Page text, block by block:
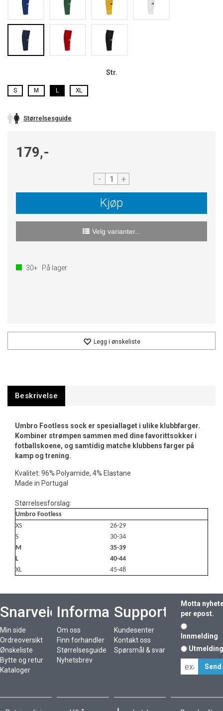
Str.
S M L XL
Størrelsesguide
179,-
- +
Kjøp
Velg varianter...
30+ På lager
Legg i ønskeliste
Beskrivelse
Umbro Footless sock er spesiallaget i ulike klubbfarger.
Kombiner strømpen sammen med dine favorittsokker i
fotballskoene, og samtidig matche klubbens farger på
kamp og trening.
Kvalitet: 96% Polyamide, 4% Elastane
Made in Portugal
Størrelsesforslag:
Umbro Footless
XS
26-29
S
30-34
M
35-39
L
40-44
XL
45-48
Snarveier
Min side
Ordreoversikt
Ønskeliste
Bytte og retur
Kataloger
Informasjon
Om oss
Finn forhandler
Størrelsesguide
Nyhetsbrev
Support
Kundesenter
Kontakt oss
Spørsmål & svar
Motta
per epost.
Innmelding